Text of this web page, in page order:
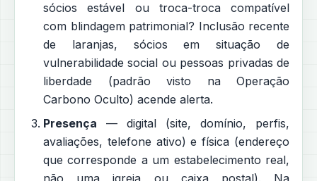
sócios estável ou troca-troca compatível
com blindagem patrimonial? Inclusão recente
de laranjas, sócios em situação de
vulnerabilidade social ou pessoas privadas de
liberdade (padrão visto na Operação
Carbono Oculto) acende alerta.
Presença — digital (site, domínio, perfis,
avaliações, telefone ativo) e física (endereço
que corresponde a um estabelecimento real,